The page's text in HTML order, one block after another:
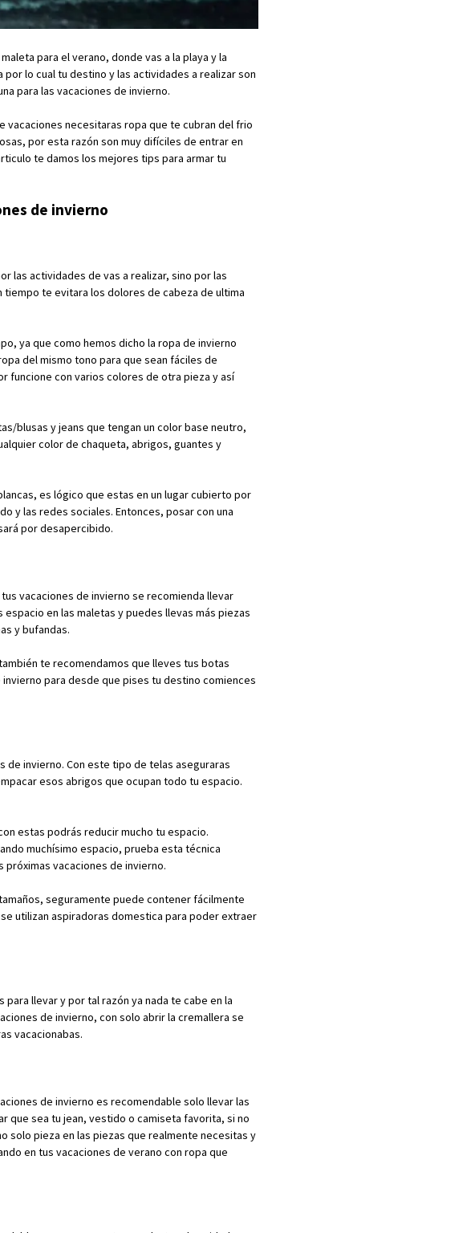
para el verano, donde vas a la playa y la
lo cual tu destino y las actividades a realizar son
para las vacaciones de invierno.
necesitaras ropa que te cubran del frio
por esta razón son muy difíciles de entrar en
te damos los mejores tips para armar tu
de invierno
las actividades de vas a realizar, sino por las
te evitara los dolores de cabeza de ultima
ya que como hemos dicho la ropa de invierno
del mismo tono para que sean fáciles de
funcione con varios colores de otra pieza y así
blusas y jeans que tengan un color base neutro,
color de chaqueta, abrigos, guantes y
es lógico que estas en un lugar cubierto por
y las redes sociales. Entonces, posar con una
por desapercibido.
vacaciones de invierno se recomienda llevar
en las maletas y puedes llevas más piezas
y bufandas.
te recomendamos que lleves tus botas
para desde que pises tu destino comiences
de invierno. Con este tipo de telas aseguraras
esos abrigos que ocupan todo tu espacio.
estas podrás reducir mucho tu espacio.
muchísimo espacio, prueba esta técnica
vacaciones de invierno.
seguramente puede contener fácilmente
utilizan aspiradoras domestica para poder extraer
llevar y por tal razón ya nada te cabe en la
de invierno, con solo abrir la cremallera se
vacacionabas.
de invierno es recomendable solo llevar las
que sea tu jean, vestido o camiseta favorita, si no
solo pieza en las piezas que realmente necesitas y
en tus vacaciones de verano con ropa que